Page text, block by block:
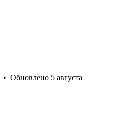
• Обновлено 5 августа